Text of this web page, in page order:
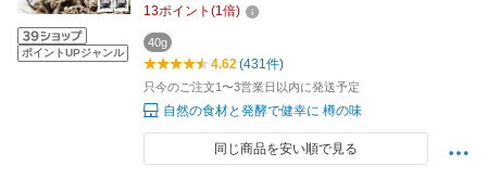
ポイントUPジャンル
13ポイント (1倍)
40g
4.62(431件)
只今のご注文1〜3営業日以内に発送予定
自然の食材と発酵で健幸に 樽の味
同じ商品を安い順で見る